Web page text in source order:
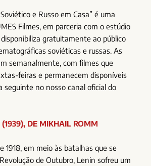
e Russo em Casa” é uma
Filmes, em parceria com o estúdio
gratuitamente ao público
soviéticas e russas. As
semanalmente, com filmes que
feiras e permanecem disponíveis
seguinte no nosso canal oficial do
DE MIKHAIL ROMM
1918, em meio às batalhas que se
de Outubro, Lenin sofreu um